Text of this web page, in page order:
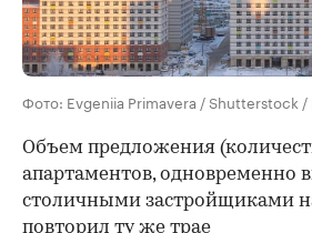
Фото: Evgeniia Primavera / Shutterstock /
Объем предложения
апартаментов, одновременно
столичными застройщиками
повторил ту же трае